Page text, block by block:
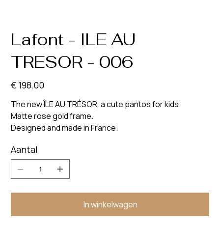
Lafont - ILE AU
TRESOR - 006
Prijs
€ 198,00
The new ÎLE AU TRÉSOR, a cute pantos for kids.
Matte rose gold frame.
Designed and made in France.
Aantal
In winkelwagen